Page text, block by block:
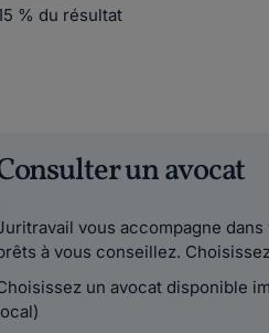
% du résultat
un avocat
vous accompagne
à vous conseillez.
un avocat disponible